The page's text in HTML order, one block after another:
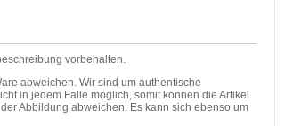
vorbehalten.
abweichen. Wir sind um authentische
in jedem Falle möglich, somit können die Artikel
Abbildung abweichen. Es kann sich ebenso um